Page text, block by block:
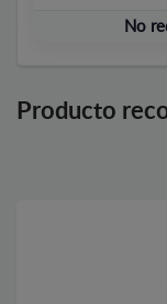
No
Producto